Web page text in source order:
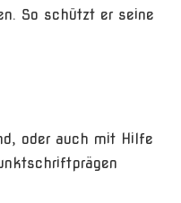
So schützt er seine
oder auch mit Hilfe